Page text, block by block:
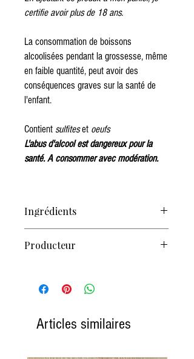
certifie avoir plus de 18 ans.
La consommation de boissons
alcoolisées pendant la grossesse, même
en faible quantité, peut avoir des
conséquences graves sur la santé de
l'enfant.
Contient sulfiteset oeufs
L'abus d'alcool est dangereux pour la
santé. A consommer avec modération.
Ingrédients
caramel
Producteur
Articles similaires